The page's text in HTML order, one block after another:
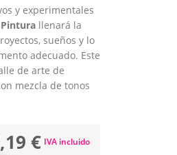
y experimentales
llenará la
sueños y lo
adecuado. Este
de arte de
mezcla de tonos
€ IVA incluido